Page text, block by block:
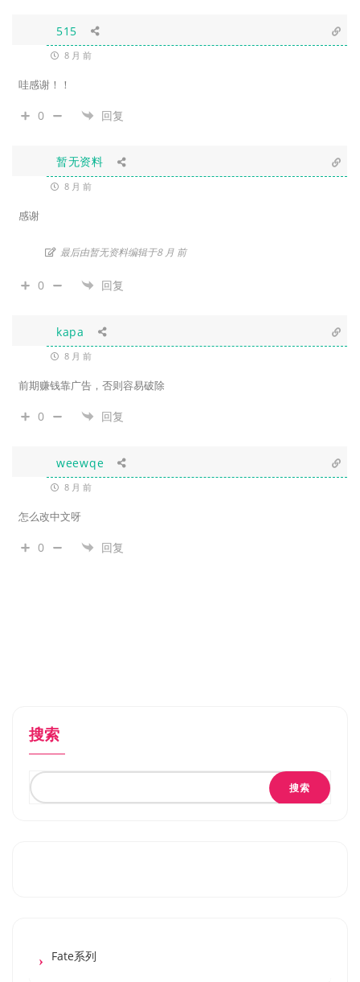
515
8 月 前
哇感谢！！
0 回复
暂无资料
8 月 前
感谢
最后由暂无资料编辑于8 月 前
0 回复
kapa
8 月 前
前期赚钱靠广告，否则容易破除
0 回复
weewqe
8 月 前
怎么改中文呀
0 回复
搜索
搜索
Fate系列